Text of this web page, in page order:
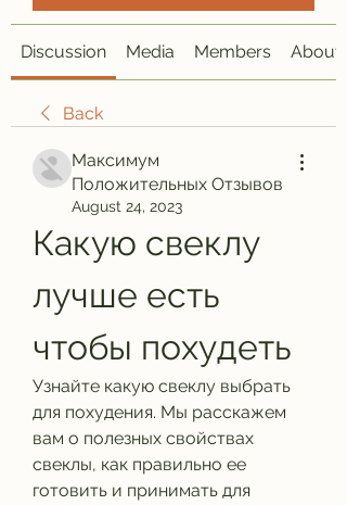
Discussion Media Members About
Back
Максимум
Положительных Отзывов
August 24, 2023
Какую свеклу
лучше есть
чтобы похудеть
Узнайте какую свеклу выбрать
для похудения. Мы расскажем
вам о полезных свойствах
свеклы, как правильно ее
готовить и принимать для